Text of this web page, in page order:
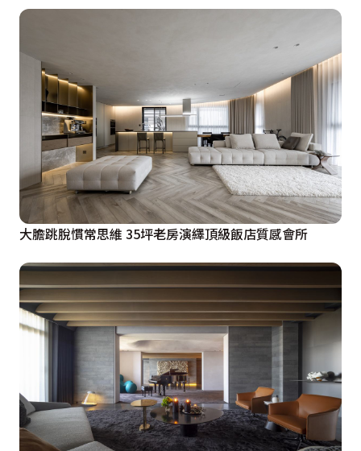
大膽跳脫慣常思維 35坪老房演繹頂級飯店質感會所